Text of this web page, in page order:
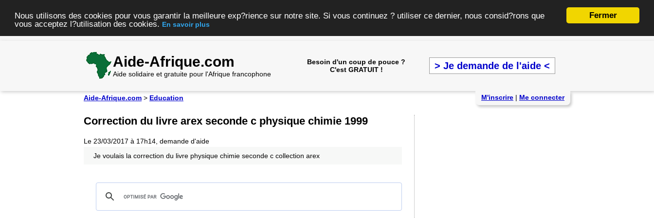
Fermer
Nous utilisons des cookies pour vous garantir la meilleure exp?rience sur notre site. Si vous continuez ? utiliser ce dernier, nous consid?rons que
vous acceptez l?utilisation des cookies. En savoir plus
Aide-Afrique.com
Aide solidaire et gratuite pour l'Afrique francophone
Besoin d'un coup de pouce ?
C'est GRATUIT !
> Je demande de l'aide <
Aide-Afrique.com > Education M'inscrire | Me connecter
Correction du livre arex seconde c physique chimie 1999
Le 23/03/2017 à 17h14, demande d'aide
Je voulais la correction du livre physique chimie seconde c collection arex